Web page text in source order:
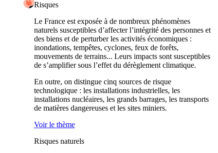
Risques
Le France est exposée à de nombreux phénomènes
naturels susceptibles d’affecter l’intégrité des personnes et
des biens et de perturber les activités économiques :
inondations, tempêtes, cyclones, feux de forêts,
mouvements de terrains... Leurs impacts sont susceptibles
de s’amplifier sous l’effet du dérèglement climatique.
En outre, on distingue cinq sources de risque
technologique : les installations industrielles, les
installations nucléaires, les grands barrages, les transports
de matières dangereuses et les sites miniers.
Voir le thème
Risques naturels